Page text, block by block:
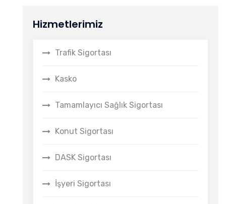
Hizmetlerimiz
Trafik Sigortası
Kasko
Tamamlayıcı Sağlık Sigortası
Konut Sigortası
DASK Sigortası
İşyeri Sigortası